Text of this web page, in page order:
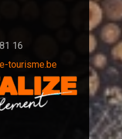
16
tourisme.be